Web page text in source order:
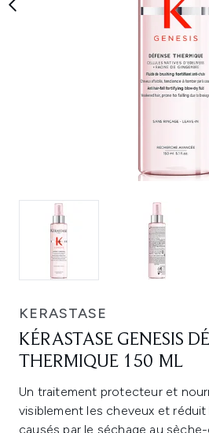
KERASTASE
KÉRASTASE GENESIS
THERMIQUE 150 ML
Un traitement protecteur et
visiblement les cheveux et réduit
causés par le séchage au